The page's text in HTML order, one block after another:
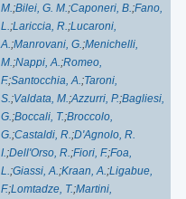
M.;Bilei, G. M.;Caponeri, B.;Fano,
L.;Lariccia, R.;Lucaroni,
A.;Manrovani, G.;Menichelli,
M.;Nappi, A.;Romeo,
F.;Santocchia, A.;Taroni,
S.;Valdata, M.;Azzurri, P.;Bagliesi,
G.;Boccali, T.;Broccolo,
G.;Castaldi, R.;D'Agnolo, R.
I.;Dell'Orso, R.;Fiori, F.;Foa,
L.;Giassi, A.;Kraan, A.;Ligabue,
F.;Lomtadze, T.;Martini,